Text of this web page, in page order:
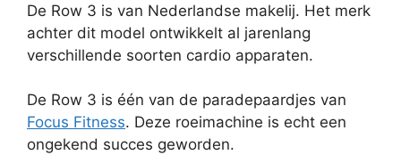
De Row 3 is van Nederlandse makelij. Het merk
achter dit model ontwikkelt al jarenlang
verschillende soorten cardio apparaten.
De Row 3 is één van de paradepaardjes van
Focus Fitness. Deze roeimachine is echt een
ongekend succes geworden.